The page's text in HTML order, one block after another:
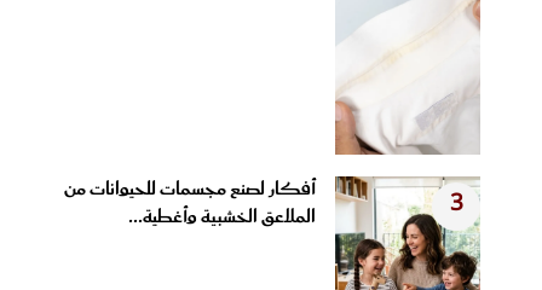
3
أفكار لصنع مجسمات للحيوانات من
الملاعق الخشبية وأغطية...